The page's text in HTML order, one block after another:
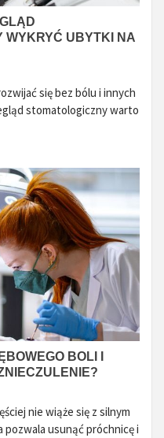
WYKRYĆ UBYTKI NA
się bez bólu i innych
stomatologiczny warto
BOLI I
nie wiąże się z silnym
pozwala usunąć próchnicę i